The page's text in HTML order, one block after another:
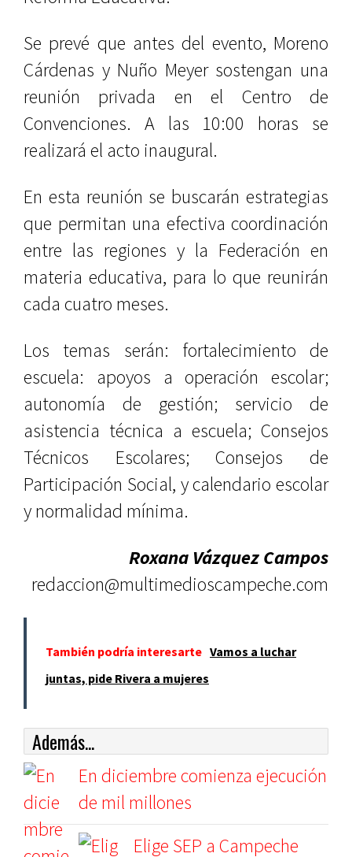
Se prevé que antes del evento, Moreno
Cárdenas y Nuño Meyer sostengan una
reunión privada en el Centro de
Convenciones. A las 10:00 horas se
realizará el acto inaugural.
En esta reunión se buscarán estrategias
que permitan una efectiva coordinación
entre las regiones y la Federación en
materia educativa, para lo que reunirán
cada cuatro meses.
Los temas serán: fortalecimiento de
escuela: apoyos a operación escolar;
autonomía de gestión; servicio de
asistencia técnica a escuela; Consejos
Técnicos Escolares; Consejos de
Participación Social, y calendario escolar
y normalidad mínima.
Roxana Vázquez Campos
redaccion@multimedioscampeche.com
También podría interesarte Vamos a luchar
juntas, pide Rivera a mujeres
Además...
En diciembre comienza ejecución
de mil millones
Elige SEP a Campeche